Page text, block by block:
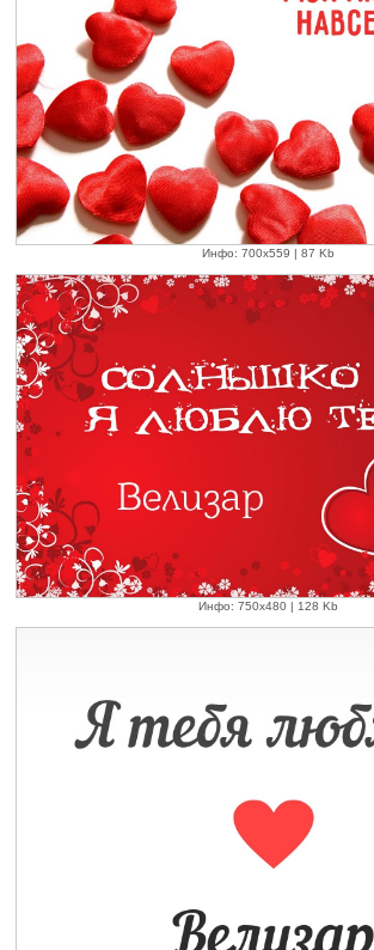
Инфо: 700х559 | 87 Kb
Инфо: 750х480 | 128 Kb